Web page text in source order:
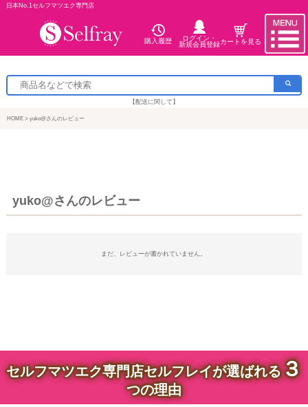
日本No.1セルフマツエク専門店
購入履歴
ログイン・
新規会員登録カートを見る
【配送に関して】
HOME yuko@さんのレビュー
yuko@さんのレビュー
まだ、レビューが書かれていません。
セルフマツエク専門店セルフレイが選ばれる３
つの理由